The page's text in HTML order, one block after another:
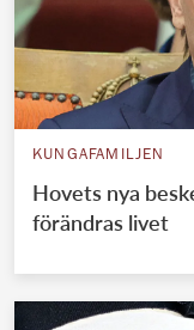
KUNGAFAMILJEN
Hovets nya
förändras livet